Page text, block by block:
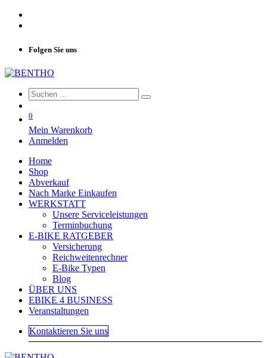
Folgen Sie uns
0
Mein Warenkorb
Anmelden
Home
Shop
Abverkauf
Nach Marke Einkaufen
WERKSTATT
Unsere Serviceleistungen
Terminbuchung
E-BIKE RATGEBER
Versicherung
Reichweitenrechner
E-Bike Typen
Blog
ÜBER UNS
EBIKE 4 BUSINESS
Veranstaltungen
Kontaktieren Sie uns